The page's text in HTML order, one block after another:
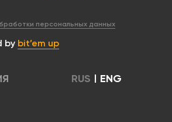
персональных данных
by bit’em up
RUS | ENG